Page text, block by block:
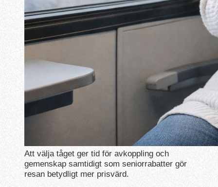
Att välja tåget ger tid för avkoppling och
gemenskap samtidigt som seniorrabatter gör
resan betydligt mer prisvärd.